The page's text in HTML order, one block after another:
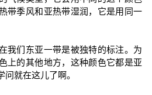
带季风和亚热带湿润，它是用同一
我们东亚一带是被独特的标注。为
上的其他地方，这种颜色它都是亚
就在这儿了啊。